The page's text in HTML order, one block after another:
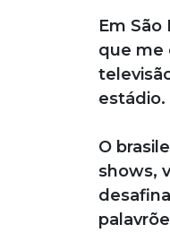
Em
que me
estádio.
O
shows,